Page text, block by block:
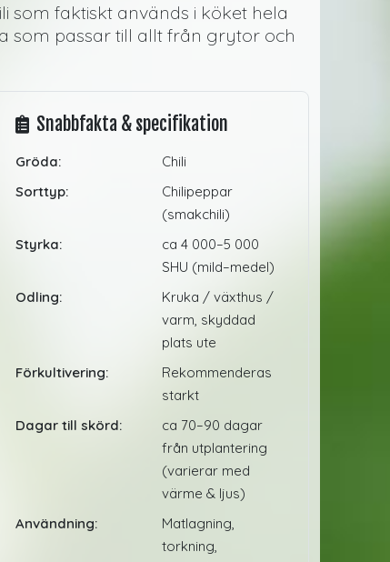
som faktiskt används i köket hela
som passar till allt från grytor och
Snabbfakta & specifikation
Gröda:
Chili
Sorttyp:
Chilipeppar
(smakchili)
Styrka:
ca 4 000–5 000
SHU (mild–medel)
Odling:
Kruka / växthus /
varm, skyddad
plats ute
Förkultivering:
Rekommenderas
starkt
Dagar till skörd:
ca 70–90 dagar
från utplantering
(varierar med
värme & ljus)
Användning:
Matlagning,
torkning,